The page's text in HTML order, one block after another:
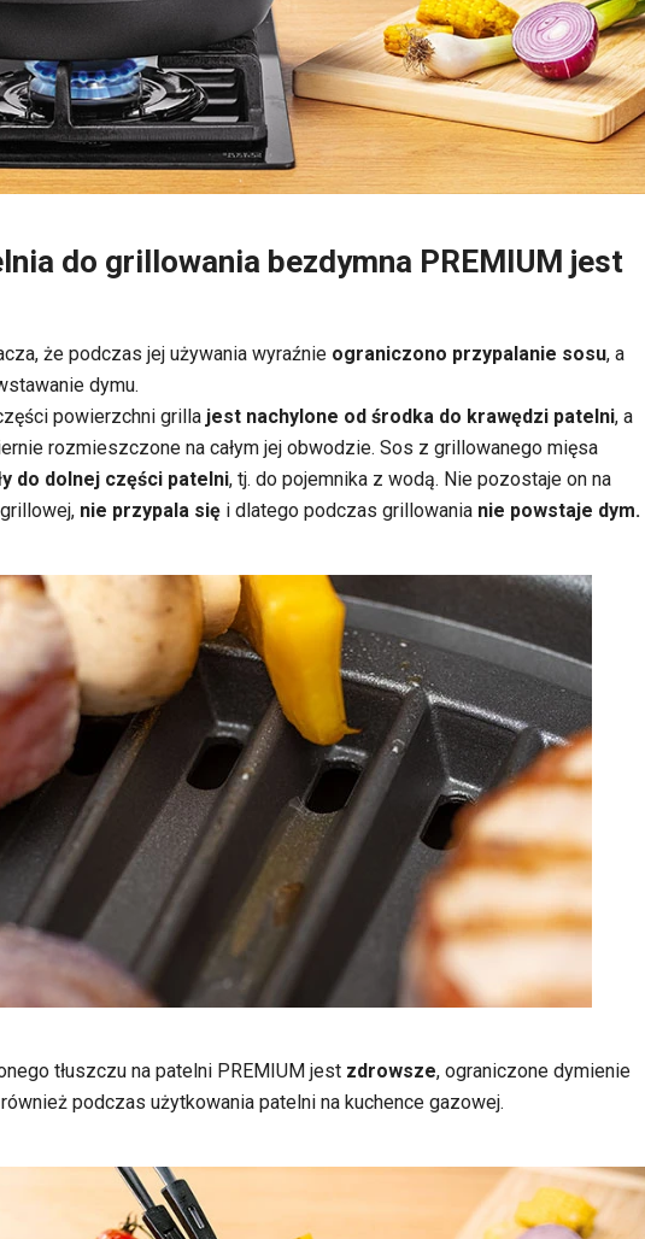
do grillowania bezdymna PREMIUM jest
że podczas jej używania wyraźnie ograniczono przypalanie sosu, a
dymu.
powierzchni grilla jest nachylone od środka do krawędzi patelni, a
rozmieszczone na całym jej obwodzie. Sos z grillowanego mięsa
do dolnej części patelni, tj. do pojemnika z wodą. Nie pozostaje on na
nie przypala się i dlatego podczas grillowania nie powstaje dym.
tłuszczu na patelni PREMIUM jest zdrowsze, ograniczone dymienie
podczas użytkowania patelni na kuchence gazowej.